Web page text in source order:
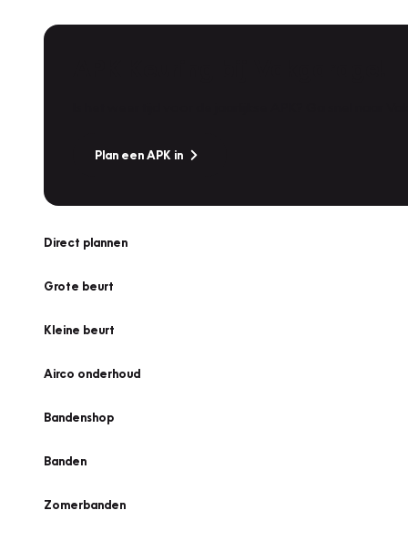
Plan een APK in
Direct plannen
Grote beurt
Kleine beurt
Airco onderhoud
Bandenshop
Banden
Zomerbanden